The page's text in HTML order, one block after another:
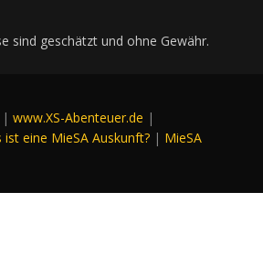
sind geschätzt und ohne Gewähr.
| www.XS-Abenteuer.de |
ist eine MieSA Auskunft? | MieSA